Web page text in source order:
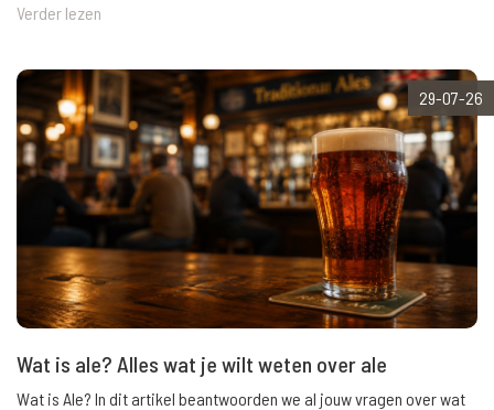
Verder lezen
29-07-26
Wat is ale? Alles wat je wilt weten over ale
Wat is Ale? In dit artikel beantwoorden we al jouw vragen over wat